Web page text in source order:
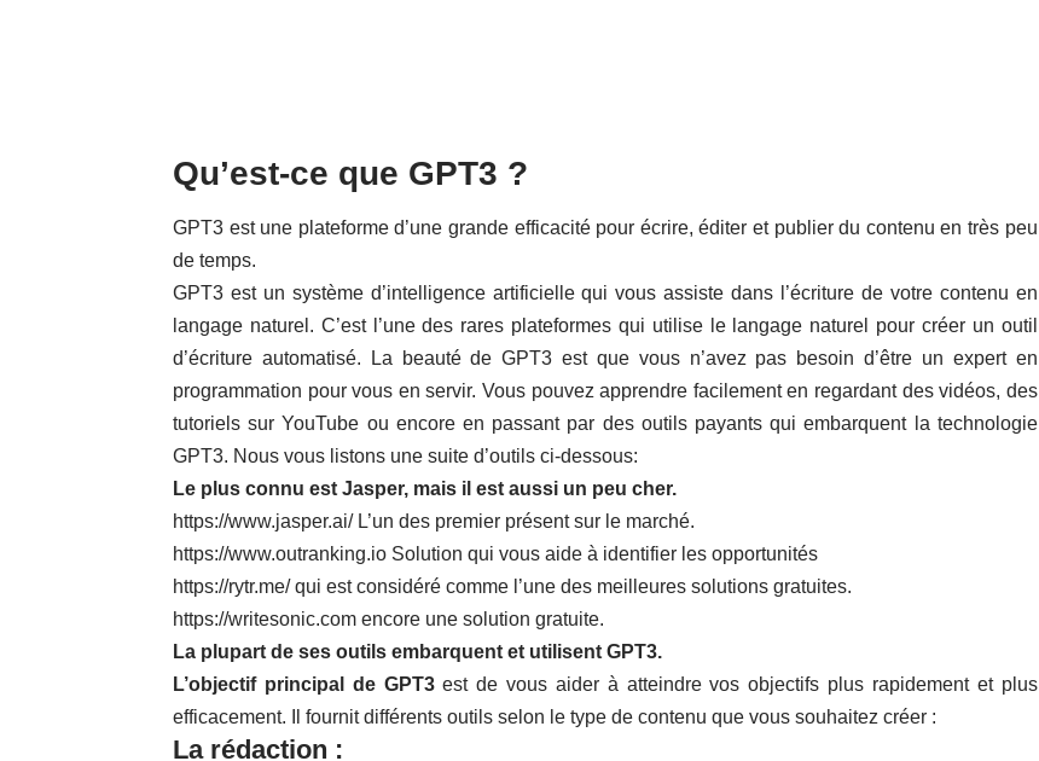
Qu’est-ce que GPT3 ?
GPT3 est une plateforme d’une grande efficacité pour écrire, éditer et publier du contenu en très peu
de temps.
GPT3 est un système d’intelligence artificielle qui vous assiste dans l’écriture de votre contenu en
langage naturel. C’est l’une des rares plateformes qui utilise le langage naturel pour créer un outil
d’écriture automatisé. La beauté de GPT3 est que vous n’avez pas besoin d’être un expert en
programmation pour vous en servir. Vous pouvez apprendre facilement en regardant des vidéos, des
tutoriels sur YouTube ou encore en passant par des outils payants qui embarquent la technologie
GPT3. Nous vous listons une suite d’outils ci-dessous:
Le plus connu est Jasper, mais il est aussi un peu cher.
https://www.jasper.ai/ L’un des premier présent sur le marché.
https://www.outranking.io Solution qui vous aide à identifier les opportunités
https://rytr.me/ qui est considéré comme l’une des meilleures solutions gratuites.
https://writesonic.com encore une solution gratuite.
La plupart de ses outils embarquent et utilisent GPT3.
L’objectif principal de GPT3est de vous aider à atteindre vos objectifs plus rapidement et plus
efficacement. Il fournit différents outils selon le type de contenu que vous souhaitez créer :
La rédaction :